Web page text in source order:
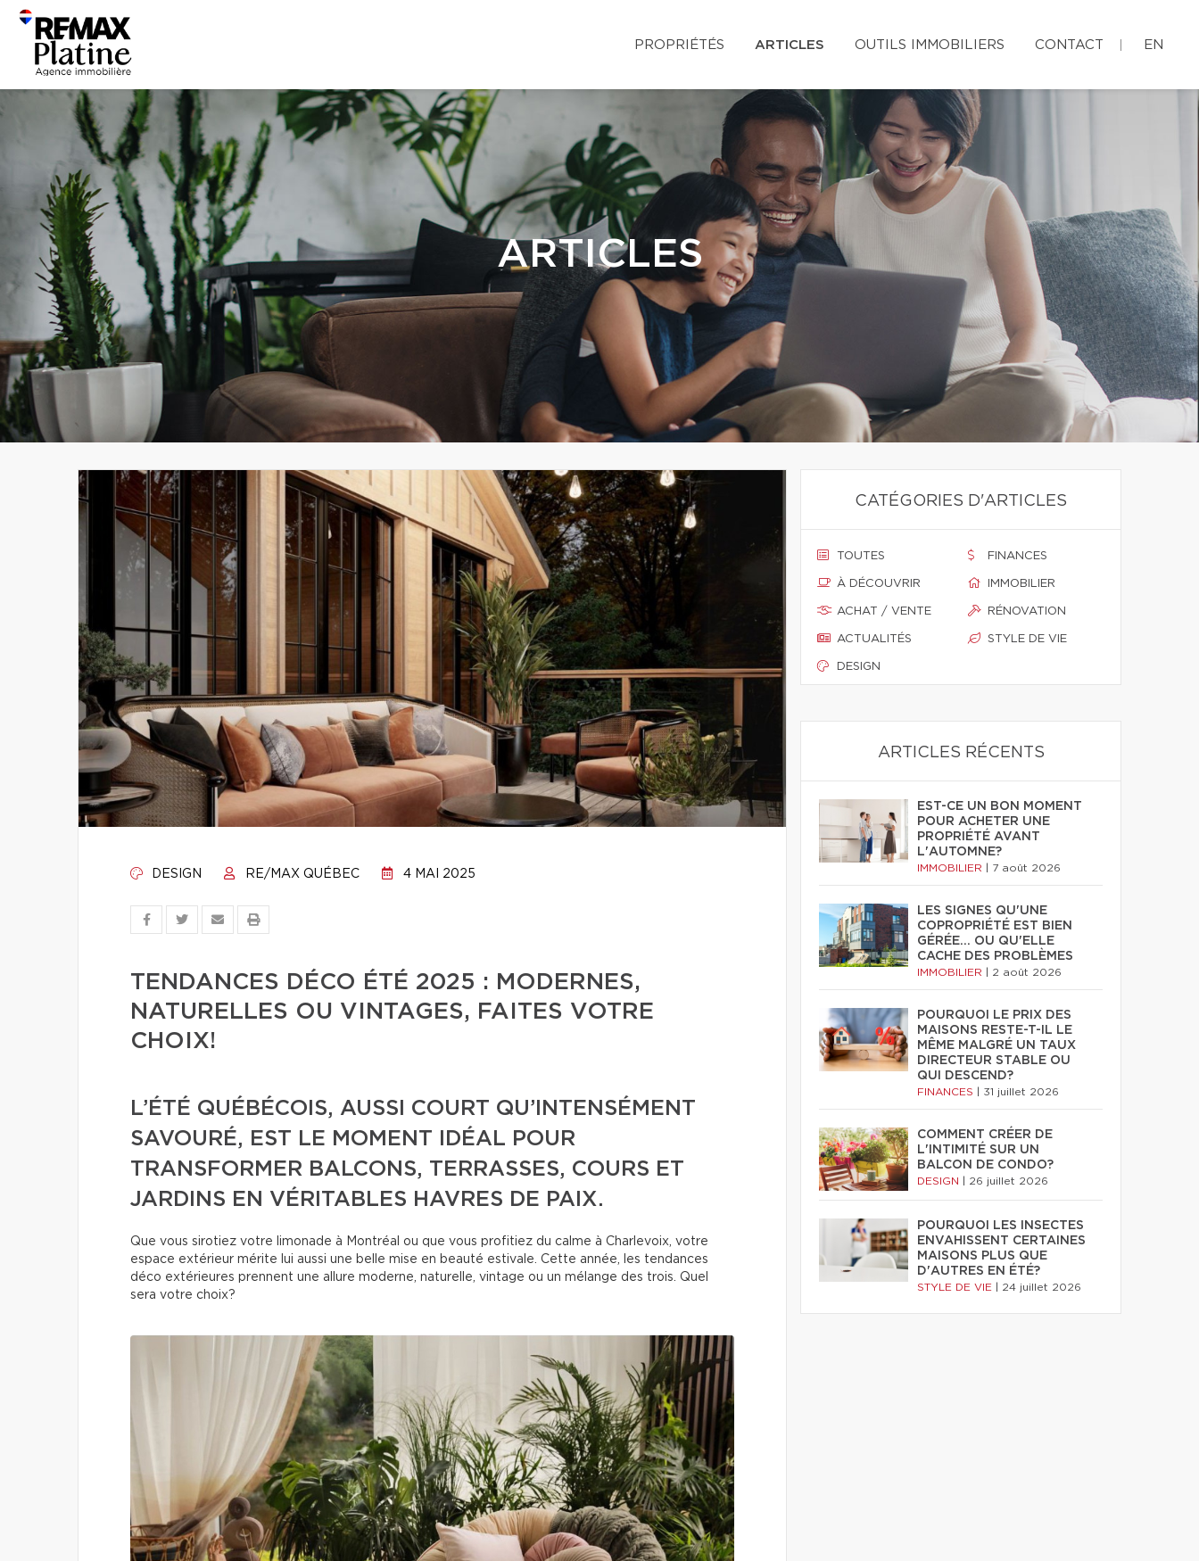
PROPRIÉTÉS ARTICLES OUTILS IMMOBILIERS CONTACT EN
ARTICLES
DESIGN RE/MAX QUÉBEC 4 MAI 2025
TENDANCES DÉCO ÉTÉ 2025 : MODERNES,
NATURELLES OU VINTAGES, FAITES VOTRE
CHOIX!
L’ÉTÉ QUÉBÉCOIS, AUSSI COURT QU’INTENSÉMENT
SAVOURÉ, EST LE MOMENT IDÉAL POUR
TRANSFORMER BALCONS, TERRASSES, COURS ET
JARDINS EN VÉRITABLES HAVRES DE PAIX.
Que vous sirotiez votre limonade à Montréal ou que vous profitiez du calme à Charlevoix, votre
espace extérieur mérite lui aussi une belle mise en beauté estivale. Cette année, les tendances
déco extérieures prennent une allure moderne, naturelle, vintage ou un mélange des trois. Quel
sera votre choix?
CATÉGORIES D'ARTICLES
TOUTES
À DÉCOUVRIR
ACHAT / VENTE
ACTUALITÉS
DESIGN
FINANCES
IMMOBILIER
RÉNOVATION
STYLE DE VIE
ARTICLES RÉCENTS
EST-CE UN BON MOMENT
POUR ACHETER UNE
PROPRIÉTÉ AVANT
L'AUTOMNE?
IMMOBILIER 7 août 2026
LES SIGNES QU'UNE
COPROPRIÉTÉ EST BIEN
GÉRÉE… OU QU'ELLE
CACHE DES PROBLÈMES
IMMOBILIER 2 août 2026
POURQUOI LE PRIX DES
MAISONS RESTE-T-IL LE
MÊME MALGRÉ UN TAUX
DIRECTEUR STABLE OU
QUI DESCEND?
FINANCES 31 juillet 2026
COMMENT CRÉER DE
L'INTIMITÉ SUR UN
BALCON DE CONDO?
DESIGN 26 juillet 2026
POURQUOI LES INSECTES
ENVAHISSENT CERTAINES
MAISONS PLUS QUE
D'AUTRES EN ÉTÉ?
STYLE DE VIE 24 juillet 2026